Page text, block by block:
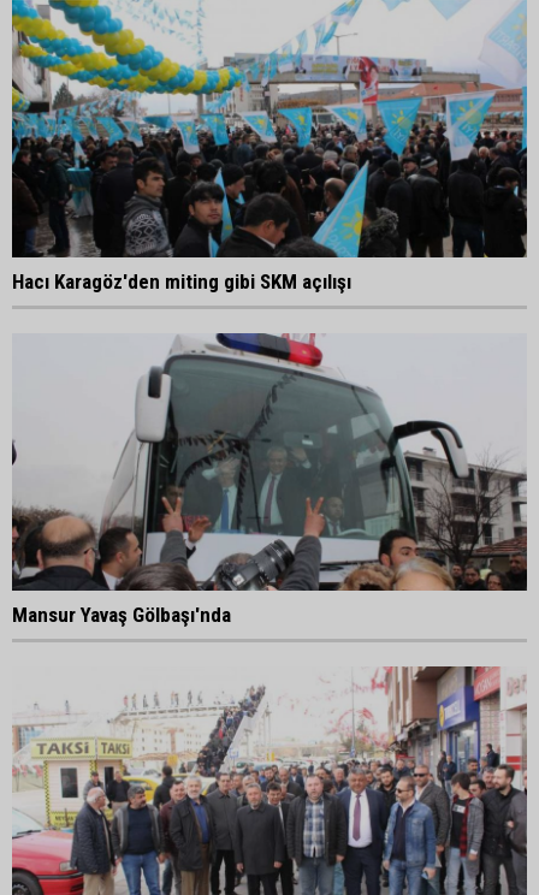
Hacı Karagöz'den miting gibi SKM açılışı
Mansur Yavaş Gölbaşı'nda